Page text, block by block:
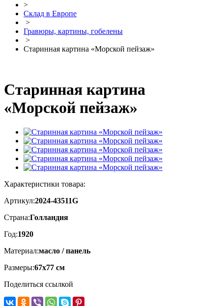
>
Склад в Европе
>
Гравюры, картины, гобелены
>
Старинная картина «Морской пейзаж»
Старинная картина
«Морской пейзаж»
Характеристики товара:
Артикул:2024-43511G
Страна:Голландия
Год:1920
Материал:масло / панель
Размеры:67х77 см
Поделиться ссылкой